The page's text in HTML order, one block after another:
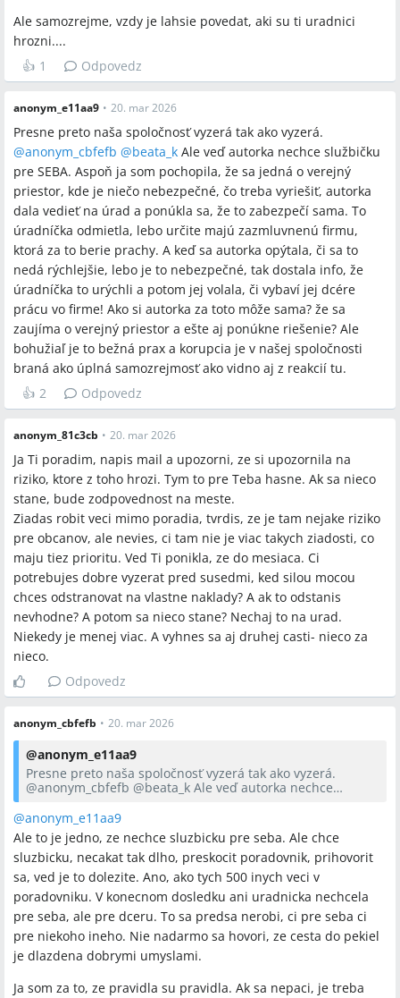
Ale samozrejme, vzdy je lahsie povedat, aki su ti uradnici
hrozni....
👍 1 Odpovedz
anonym_e11aa9 • 20. mar 2026
Presne preto naša spoločnosť vyzerá tak ako vyzerá.
@anonym_cbfefb @beata_k Ale veď autorka nechce službičku
pre SEBA. Aspoň ja som pochopila, že sa jedná o verejný
priestor, kde je niečo nebezpečné, čo treba vyriešiť, autorka
dala vedieť na úrad a ponúkla sa, že to zabezpečí sama. To
úradníčka odmietla, lebo určite majú zazmluvnenú firmu,
ktorá za to berie prachy. A keď sa autorka opýtala, či sa to
nedá rýchlejšie, lebo je to nebezpečné, tak dostala info, že
úradníčka to urýchli a potom jej volala, či vybaví jej dcére
prácu vo firme! Ako si autorka za toto môže sama? že sa
zaujíma o verejný priestor a ešte aj ponúkne riešenie? Ale
bohužiaľ je to bežná prax a korupcia je v našej spoločnosti
braná ako úplná samozrejmosť ako vidno aj z reakcií tu.
👍 2 Odpovedz
anonym_81c3cb • 20. mar 2026
Ja Ti poradim, napis mail a upozorni, ze si upozornila na
riziko, ktore z toho hrozi. Tym to pre Teba hasne. Ak sa nieco
stane, bude zodpovednost na meste.
Ziadas robit veci mimo poradia, tvrdis, ze je tam nejake riziko
pre obcanov, ale nevies, ci tam nie je viac takych ziadosti, co
maju tiez prioritu. Ved Ti ponikla, ze do mesiaca. Ci
potrebujes dobre vyzerat pred susedmi, ked silou mocou
chces odstranovat na vlastne naklady? A ak to odstanis
nevhodne? A potom sa nieco stane? Nechaj to na urad.
Niekedy je menej viac. A vyhnes sa aj druhej casti- nieco za
nieco.
Odpovedz
anonym_cbfefb • 20. mar 2026
@anonym_e11aa9
Presne preto naša spoločnosť vyzerá tak ako vyzerá.
@anonym_cbfefb @beata_k Ale veď autorka nechce
verejný priestor, kde je niečo nebezpečné, čo treba
vyriešiť, autorka dala vedieť na úrad a ponúkla sa, že to
zabezpečí sama. To úradníčka odmietla, lebo určite majú
zazmluvnenú firmu, ktorá za to berie prachy. A keď sa
autorka opýtala, či sa to nedá rýchlejšie, lebo je to
nebezpečné, tak dostala info, že úradníčka to urýchli a
potom jej volala, či vybaví jej dcére prácu vo firme! Ako si
autorka za toto môže sama? že sa zaujíma o verejný
priestor a ešte aj ponúkne riešenie? Ale bohužiaľ je to
bežná prax a korupcia je v našej spoločnosti braná ako
úplná samozrejmosť ako vidno aj z reakcií tu.
@anonym_e11aa9
Ale to je jedno, ze nechce sluzbicku pre seba. Ale chce
sluzbicku, necakat tak dlho, preskocit poradovnik, prihovorit
sa, ved je to dolezite. Ano, ako tych 500 inych veci v
poradovniku. V konecnom dosledku ani uradnicka nechcela
pre seba, ale pre dceru. To sa predsa nerobi, ci pre seba ci
pre niekoho ineho. Nie nadarmo sa hovori, ze cesta do pekiel
je dlazdena dobrymi umyslami.
Ja som za to, ze pravidla su pravidla. Ak sa nepaci, je treba